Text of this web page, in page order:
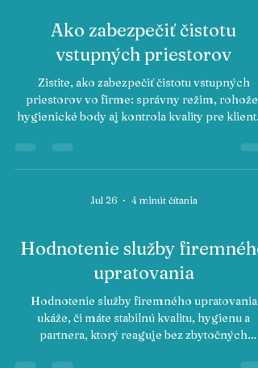
Ako zabezpečiť čistotu
vstupných priestorov
Zistite, ako zabezpečiť čistotu vstupných
priestorov vo firme: správny režim, rohože,
hygienické body aj kontrola kvality pre
Jul 26 4 minút čítania
Hodnotenie služby firemného
upratovania
Hodnotenie služby firemného upratovania
ukáže, či máte stabilnú kvalitu, hygienu a
partnera, ktorý reaguje bez zbytočných